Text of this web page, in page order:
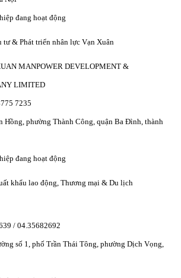
đang hoạt động
& Phát triển nhân lực Vạn Xuân
MANPOWER DEVELOPMENT &
LIMITED
7235
Hồng, phường Thành Công, quận Ba Đình, thành
đang hoạt động
khẩu lao động, Thương mại & Du lịch
/ 04.35682692
số 1, phố Trần Thái Tông, phường Dịch Vọng,